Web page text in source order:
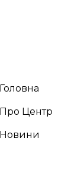
Головна
Про Центр
Новини